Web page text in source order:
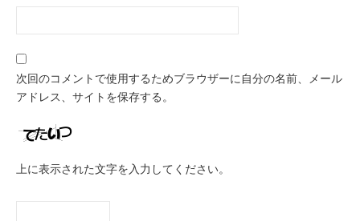
次回のコメントで使用するためブラウザーに自分の名前、メール
アドレス、サイトを保存する。
上に表示された文字を入力してください。